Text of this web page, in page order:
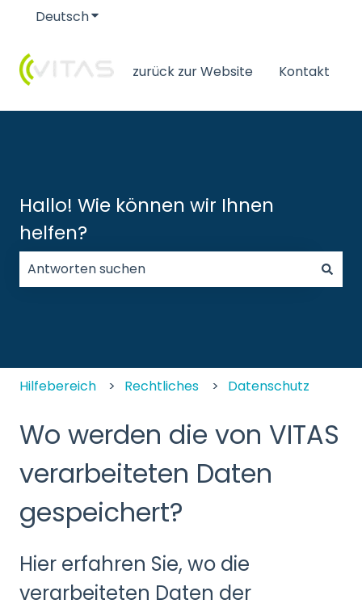
DeutschUntermenü für Übersetzungen anzeigen
zurück zur Website Kontakt
Hallo! Wie können wir Ihnen
helfen?
Hilfebereich Rechtliches Datenschutz
Wo werden die von VITAS
verarbeiteten Daten
gespeichert?
Hier erfahren Sie, wo die
verarbeiteten Daten der